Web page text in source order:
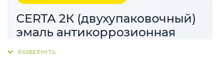
CERTA 2К (двухупаковочный)
эмаль антикоррозионная